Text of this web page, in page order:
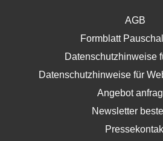
AGB
Formblatt
Datenschutzhinweise
Datenschutzhinweise für
Angebot
Newsletter